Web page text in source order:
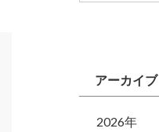
アーカイブ
2026年